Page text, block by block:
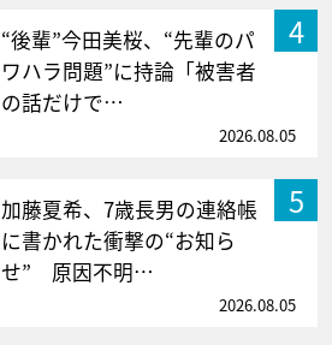
4
“後輩”今田美桜、“先輩のパ
ワハラ問題”に持論「被害者
の話だけで…
2026.08.05
5
加藤夏希、7歳長男の連絡帳
に書かれた衝撃の“お知ら
せ” 原因不明…
2026.08.05